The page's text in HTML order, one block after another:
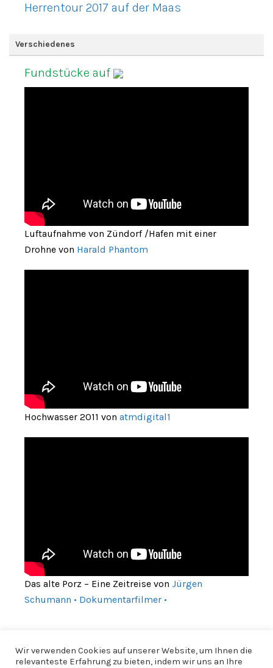
Herrentour 2017 auf der Maas
Verschiedenes
Fundstücke auf
Luftaufnahme von Zündorf /Hafen mit einer
Drohne von Harald Phantom
Hochwasser 2011 von atmdigital1
Das alte Porz – Eine Zeitreise von Jürgen
Schumann • Dokumentarfilmer •
Wir verwenden Cookies auf unserer Website, um Ihnen die
relevanteste Erfahrung zu bieten, indem wir uns an Ihre